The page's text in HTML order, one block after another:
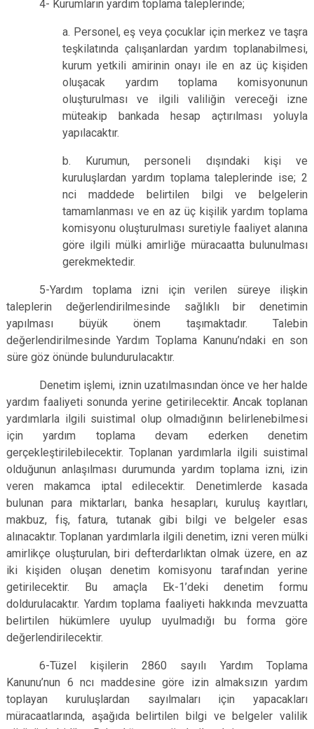
4- Kurumların yardım toplama taleplerinde;
a. Personel, eş veya çocuklar için merkez ve taşra
teşkilatında çalışanlardan yardım toplanabilmesi,
kurum yetkili amirinin onayı ile en az üç kişiden
oluşacak yardım toplama komisyonunun
oluşturulması ve ilgili valiliğin vereceği izne
müteakip bankada hesap açtırılması yoluyla
yapılacaktır.
b. Kurumun, personeli dışındaki kişi ve
kuruluşlardan yardım toplama taleplerinde ise; 2
nci maddede belirtilen bilgi ve belgelerin
tamamlanması ve en az üç kişilik yardım toplama
komisyonu oluşturulması suretiyle faaliyet alanına
göre ilgili mülki amirliğe müracaatta bulunulması
gerekmektedir.
5-Yardım toplama izni için verilen süreye ilişkin
taleplerin değerlendirilmesinde sağlıklı bir denetimin
yapılması büyük önem taşımaktadır. Talebin
değerlendirilmesinde Yardım Toplama Kanunu’ndaki en son
süre göz önünde bulundurulacaktır.
Denetim işlemi, iznin uzatılmasından önce ve her halde
yardım faaliyeti sonunda yerine getirilecektir. Ancak toplanan
yardımlarla ilgili suistimal olup olmadığının belirlenebilmesi
için yardım toplama devam ederken denetim
gerçekleştirilebilecektir. Toplanan yardımlarla ilgili suistimal
olduğunun anlaşılması durumunda yardım toplama izni, izin
veren makamca iptal edilecektir. Denetimlerde kasada
bulunan para miktarları, banka hesapları, kuruluş kayıtları,
makbuz, fiş, fatura, tutanak gibi bilgi ve belgeler esas
alınacaktır. Toplanan yardımlarla ilgili denetim, izni veren mülki
amirlikçe oluşturulan, biri defterdarlıktan olmak üzere, en az
iki kişiden oluşan denetim komisyonu tarafından yerine
getirilecektir. Bu amaçla Ek-1’deki denetim formu
doldurulacaktır. Yardım toplama faaliyeti hakkında mevzuatta
belirtilen hükümlere uyulup uyulmadığı bu forma göre
değerlendirilecektir.
6-Tüzel kişilerin 2860 sayılı Yardım Toplama
Kanunu’nun 6 ncı maddesine göre izin almaksızın yardım
toplayan kuruluşlardan sayılmaları için yapacakları
müracaatlarında, aşağıda belirtilen bilgi ve belgeler valilik